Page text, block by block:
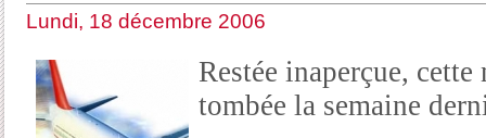
Lundi, 18 décembre 2006
Restée inaperçue,
tombée la semaine